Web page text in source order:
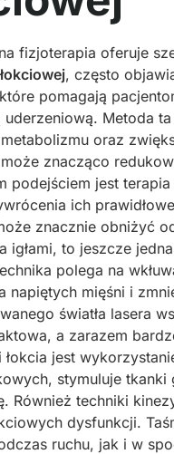
fizjoterapia oferuje
, często
pomagają
uderzeniową. Metoda
oraz
znacząco
podejściem jest
ich
znacznie obniżyć
igłami, to jeszcze
polega na
napiętych mięśni i
światła lasera
a zarazem
łokcia jest
stymuluje
Również techniki
dysfunkcji.
ruchu, jak i w